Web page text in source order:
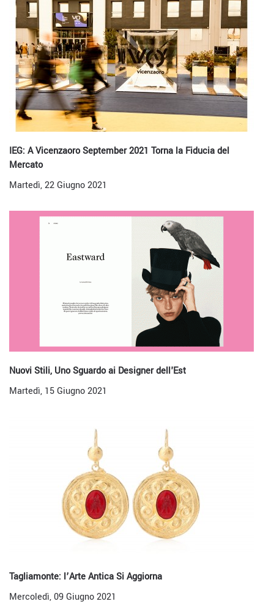
IEG: A Vicenzaoro September 2021 Torna la Fiducia del
Mercato
Martedì, 22 Giugno 2021
Nuovi Stili, Uno Sguardo ai Designer dell'Est
Martedì, 15 Giugno 2021
Tagliamonte: l’Arte Antica Si Aggiorna
Mercoledì, 09 Giugno 2021